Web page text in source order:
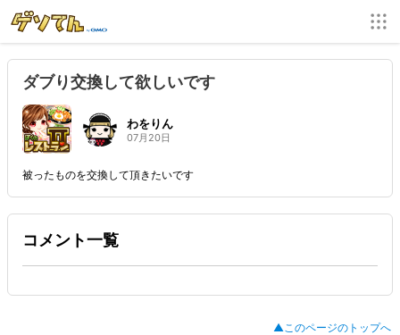
ダブり交換して欲しいです
わをりん
07月20日
被ったものを交換して頂きたいです
コメント一覧
▲このページのトップへ